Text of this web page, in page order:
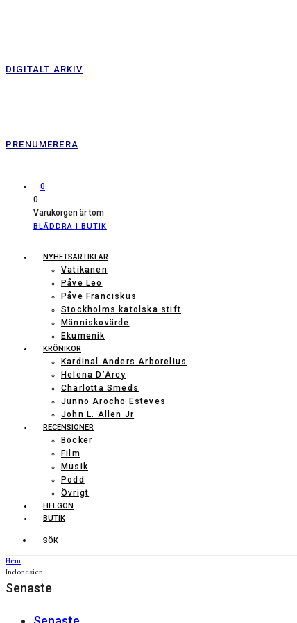
DIGITALT ARKIV
PRENUMERERA
0
0
Varukorgen är tom
BLÄDDRA I BUTIK
NYHETSARTIKLAR
Vatikanen
Påve Leo
Påve Franciskus
Stockholms katolska stift
Människovärde
Ekumenik
KRÖNIKOR
Kardinal Anders Arborelius
Helena D’Arcy
Charlotta Smeds
Junno Arocho Esteves
John L. Allen Jr
RECENSIONER
Böcker
Film
Musik
Podd
Övrigt
HELGON
BUTIK
SÖK
Hem
Indonesien
Senaste